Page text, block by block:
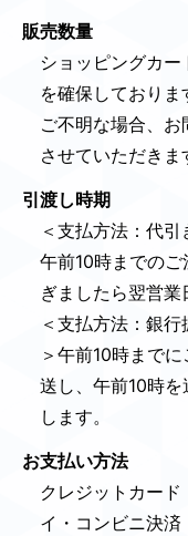
販売数量
ショッピングカ
を確保しておりま
ご不明な場合、
させていただきま
引渡し時期
＜支払方法：代
午前10時までの
ぎましたら翌営業
＜支払方法：銀
＞午前10時まで
送し、午前10時
します。
お支払い方法
クレジットカー
イ・コンビニ決